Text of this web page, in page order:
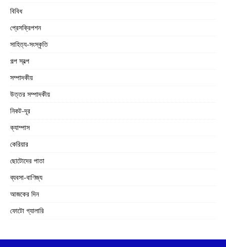
বিবিধ
প্রেসক্রিপশন
সাহিত্য-সংস্কৃতি
গল্প স্বল্প
সম্পাদকীয়
উত্তর সম্পাদকীয়
নিকট-দূর
ক্যাম্পাস
কেরিয়ার
ছোটোদের পাতা
ব্যবসা-বাণিজ্য
আজকের দিন
ফোটো গ্যালারি